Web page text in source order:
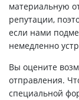
материальную
репутации,
если нами
немедленно
Вы оцените
отправления.
специальной